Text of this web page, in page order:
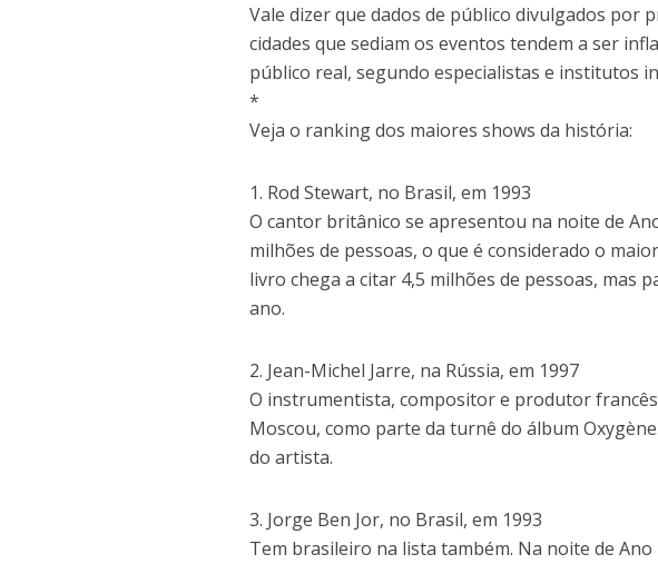
Vale dizer que dados de público divulgados por
cidades que sediam os eventos tendem a ser
público real, segundo especialistas e institutos
*
Veja o ranking dos maiores shows da história:
1. Rod Stewart, no Brasil, em 1993
O cantor britânico se apresentou na noite de
milhões de pessoas, o que é considerado o
livro chega a citar 4,5 milhões de pessoas, mas
ano.
2. Jean-Michel Jarre, na Rússia, em 1997
O instrumentista, compositor e produtor
Moscou, como parte da turnê do álbum
do artista.
3. Jorge Ben Jor, no Brasil, em 1993
Tem brasileiro na lista também. Na noite de